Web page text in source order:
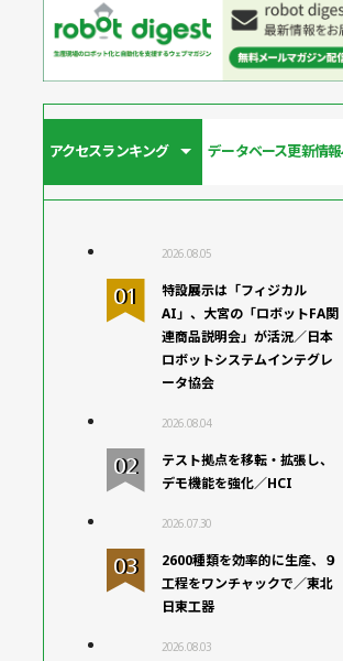
アクセスランキング データベース更新情報
2026.08.05
特設展示は「フィジカル
AI」、大宮の「ロボットFA関
連商品説明会」が活況／日本
ロボットシステムインテグレ
ータ協会
2026.08.04
テスト拠点を移転・拡張し、
デモ機能を強化／HCI
2026.07.30
2600種類を効率的に生産、９
工程をワンチャックで／東北
日東工器
2026.08.03